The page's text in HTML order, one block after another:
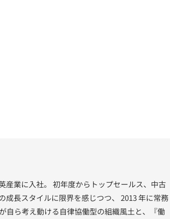
産業に入社。 初年度からトップセールス、中古
長スタイルに限界を感じつつ、 2013 年に常務
自ら考え動ける自律協働型の組織風土と、『働